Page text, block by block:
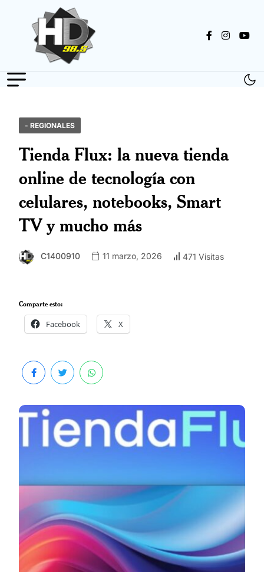
- REGIONALES
Tienda Flux: la nueva tienda
online de tecnología con
celulares, notebooks, Smart
TV y mucho más
C1400910 11 marzo, 2026 471 Visitas
Comparte esto:
Facebook X